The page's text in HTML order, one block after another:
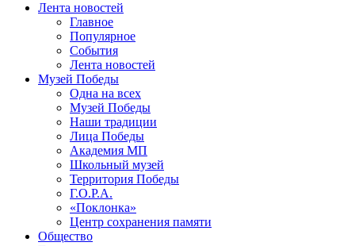
Лента новостей
Главное
Популярное
События
Лента новостей
Музей Победы
Одна на всех
Музей Победы
Наши традиции
Лица Победы
Академия МП
Школьный музей
Территория Победы
Г.О.Р.А.
«Поклонка»
Центр сохранения памяти
Общество